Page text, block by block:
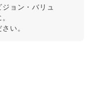
ョン・バリュ
い。